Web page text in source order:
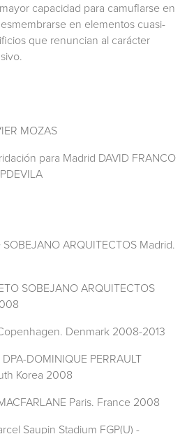
capacidad para camuflarse en
en elementos cuasi-
que renuncian al carácter
MOZAS
para Madrid DAVID FRANCO
ARQUITECTOS Madrid.
SOBEJANO ARQUITECTOS
Denmark 2008-2013
DOMINIQUE PERRAULT
Korea 2008
Paris. France 2008
Saupin Stadium FGP(U) -